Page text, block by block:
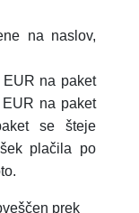
na naslov,
na paket
na paket
se šteje
plačila po
prek